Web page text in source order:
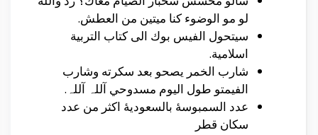
لو مو الوضوء كنا ميتين من العطش.
سيتحول الفيس بوك الى كتاب التربية
اسلامية.
شارب الخمر يصحو بعد سكرته وشارب
الفيمتو طول اليوم مسدوحي آللہ آللہ.
عدد السمبوسۀ بالسعوديۀ اكثر من عدد
سكان قطر